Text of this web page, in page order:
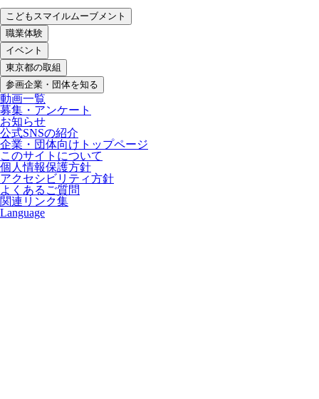
こどもスマイルムーブメント
職業体験
イベント
東京都の取組
参画企業・団体を知る
動画一覧
募集・アンケート
お知らせ
公式SNSの紹介
企業・団体向けトップページ
このサイトについて
個人情報保護方針
アクセシビリティ方針
よくあるご質問
関連リンク集
Language